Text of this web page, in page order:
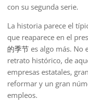
con su segunda serie.
La historia parece el
que reaparece en el
的季节 es algo más. No
retrato histórico, de
empresas estatales,
reformar y un gran
empleos.